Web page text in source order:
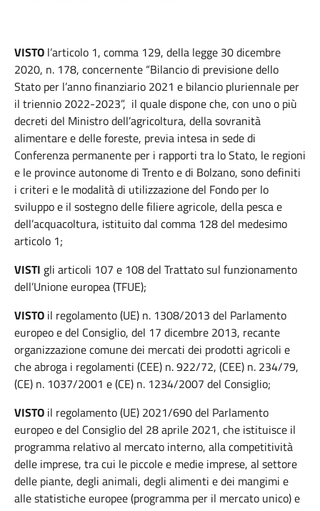
VISTO l’articolo 1, comma 129, della legge 30 dicembre
2020, n. 178, concernente “Bilancio di previsione dello
Stato per l’anno finanziario 2021 e bilancio pluriennale per
il triennio 2022-2023”, il quale dispone che, con uno o più
decreti del Ministro dell’agricoltura, della sovranità
alimentare e delle foreste, previa intesa in sede di
Conferenza permanente per i rapporti tra lo Stato, le regioni
e le province autonome di Trento e di Bolzano, sono definiti
i criteri e le modalità di utilizzazione del Fondo per lo
sviluppo e il sostegno delle filiere agricole, della pesca e
dell’acquacoltura, istituito dal comma 128 del medesimo
articolo 1;
VISTI gli articoli 107 e 108 del Trattato sul funzionamento
dell’Unione europea (TFUE);
VISTO il regolamento (UE) n. 1308/2013 del Parlamento
europeo e del Consiglio, del 17 dicembre 2013, recante
organizzazione comune dei mercati dei prodotti agricoli e
che abroga i regolamenti (CEE) n. 922/72, (CEE) n. 234/79,
(CE) n. 1037/2001 e (CE) n. 1234/2007 del Consiglio;
VISTO il regolamento (UE) 2021/690 del Parlamento
europeo e del Consiglio del 28 aprile 2021, che istituisce il
programma relativo al mercato interno, alla competitività
delle imprese, tra cui le piccole e medie imprese, al settore
delle piante, degli animali, degli alimenti e dei mangimi e
alle statistiche europee (programma per il mercato unico) e